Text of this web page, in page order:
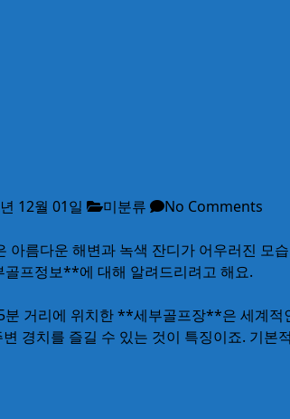
12월 01일 미분류
No Comments
름다운 해변과 녹색 잔디가 어우러진 모
프정보**에 대해 알려드리려고 해요.
거리에 위치한 **세부골프장**은 세계적
경치를 즐길 수 있는 것이 특징이죠. 기본